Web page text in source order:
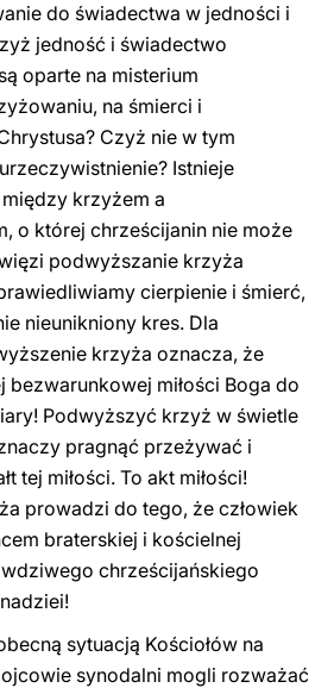
do świadectwa w jedności i
jedność i świadectwo
oparte na misterium
na śmierci i
Czyż nie w tym
Istnieje
krzyżem a
o której chrześcijanin nie może
podwyższanie krzyża
cierpienie i śmierć,
nieunikniony kres. Dla
krzyża oznacza, że
bezwarunkowej miłości Boga do
Podwyższyć krzyż w świetle
pragnąć przeżywać i
tej miłości. To akt miłości!
prowadzi do tego, że człowiek
braterskiej i kościelnej
chrześcijańskiego
sytuacją Kościołów na
synodalni mogli rozważać